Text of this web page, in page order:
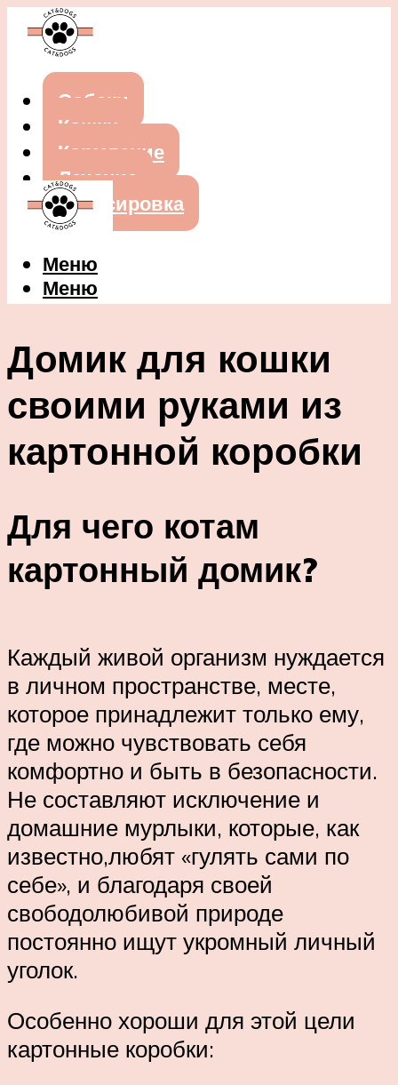
Собаки
Кошки
Кормление
Лечение
Дрессировка
Меню
Меню
Домик для кошки
своими руками из
картонной коробки
Для чего котам
картонный домик?
Каждый живой организм нуждается
в личном пространстве, месте,
которое принадлежит только ему,
где можно чувствовать себя
комфортно и быть в безопасности.
Не составляют исключение и
домашние мурлыки, которые, как
известно,любят «гулять сами по
себе», и благодаря своей
свободолюбивой природе
постоянно ищут укромный личный
уголок.
Особенно хороши для этой цели
картонные коробки: